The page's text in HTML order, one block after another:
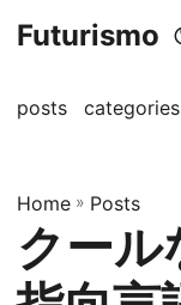
Futurismo
posts categories
Home » Posts
クール